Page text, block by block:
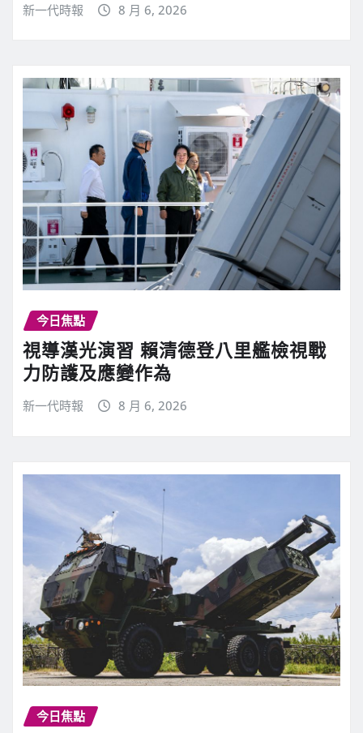
新一代時報 8 月 6, 2026
今日焦點
視導漢光演習 賴清德登八里艦檢視戰
力防護及應變作為
新一代時報 8 月 6, 2026
今日焦點